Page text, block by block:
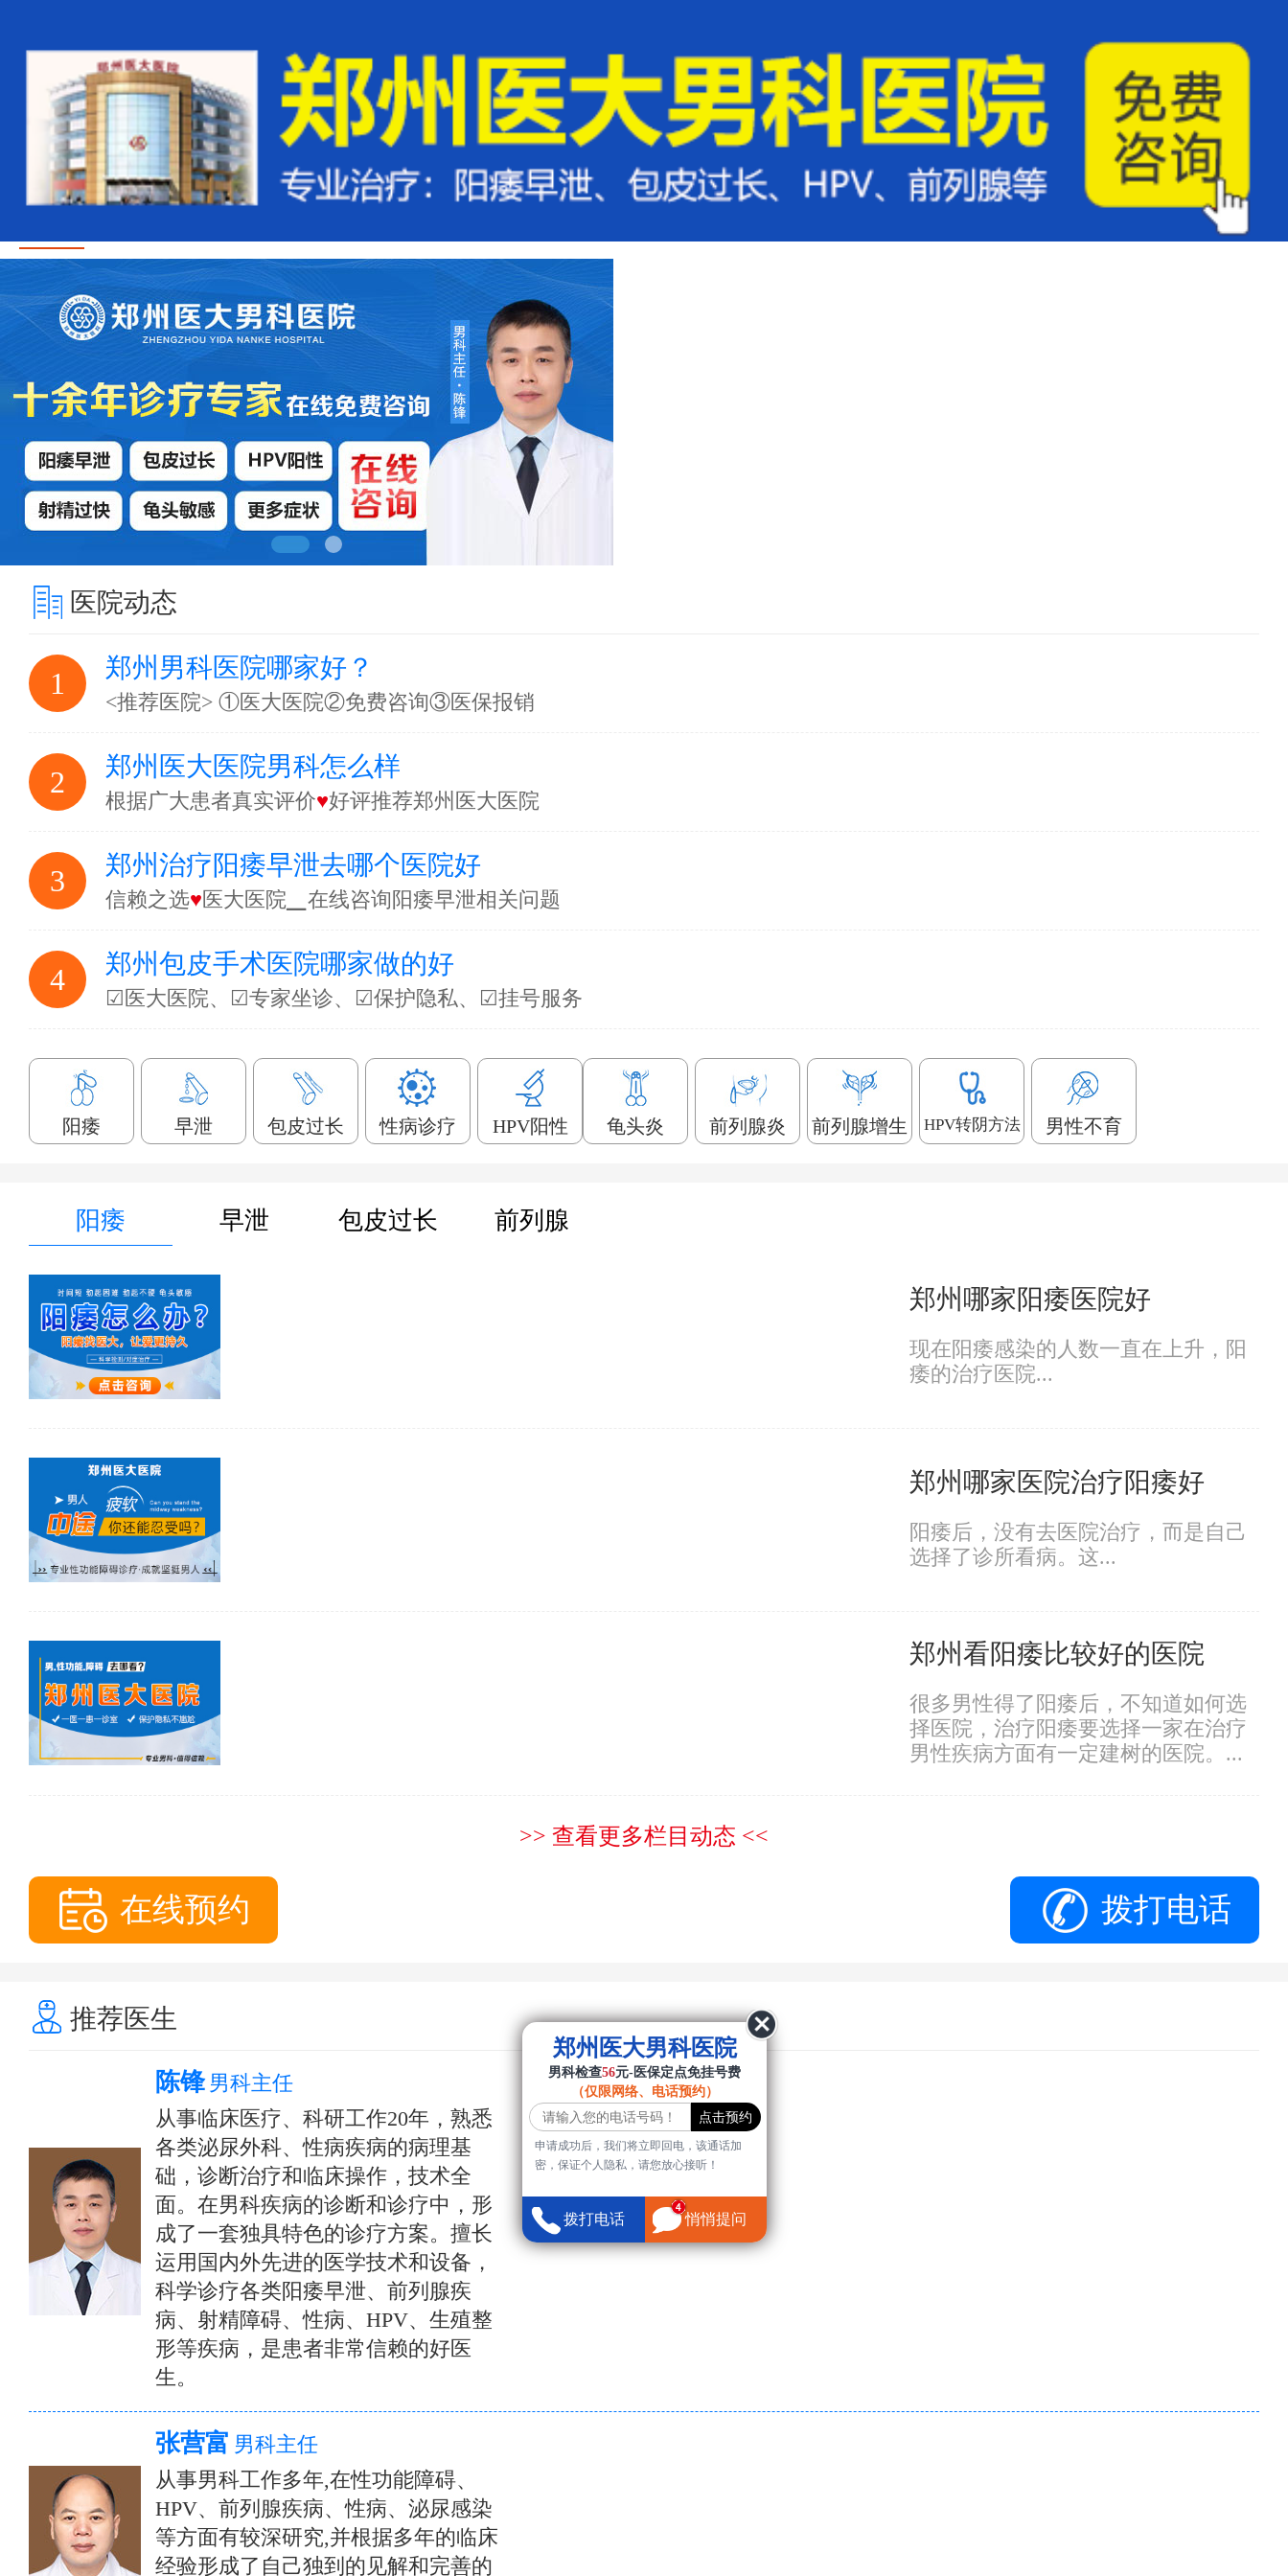
医院动态
1 郑州男科医院哪家好？
<推荐医院> ①医大医院②免费咨询③医保报销
2 郑州医大医院男科怎么样
根据广大患者真实评价♥好评推荐郑州医大医院
3 郑州治疗阳痿早泄去哪个医院好
信赖之选♥医大医院▁在线咨询阳痿早泄相关问题
4 郑州包皮手术医院哪家做的好
☑医大医院、☑专家坐诊、☑保护隐私、☑挂号服务
阳痿 早泄 包皮过长 性病诊疗 HPV阳性 龟头炎 前列腺炎 前列腺增生 HPV转阴方法 男性不育
阳痿 早泄 包皮过长 前列腺
郑州哪家阳痿医院好
现在阳痿感染的人数一直在上升，阳
痿的治疗医院...
郑州哪家医院治疗阳痿好
阳痿后，没有去医院治疗，而是自己
选择了诊所看病。这...
郑州看阳痿比较好的医院
很多男性得了阳痿后，不知道如何选
择医院，治疗阳痿要选择一家在治疗
男性疾病方面有一定建树的医院。...
>> 查看更多栏目动态 <<
在线预约 拨打电话
推荐医生
陈锋 男科主任
从事临床医疗、科研工作20年，熟悉
各类泌尿外科、性病疾病的病理基
础，诊断治疗和临床操作，技术全
面。在男科疾病的诊断和诊疗中，形
成了一套独具特色的诊疗方案。擅长
运用国内外先进的医学技术和设备，
科学诊疗各类阳痿早泄、前列腺疾
病、射精障碍、性病、HPV、生殖整
形等疾病，是患者非常信赖的好医
生。
张营富 男科主任
从事男科工作多年,在性功能障碍、
HPV、前列腺疾病、性病、泌尿感染
等方面有较深研究,并根据多年的临床
经验形成了自己独到的见解和完善的
郑州医大男科医院
男科检查56元-医保定点免挂号费
（仅限网络、电话预约）
申请成功后，我们将立即回电，该通话加
密，保证个人隐私，请您放心接听！
拨打电话 悄悄提问